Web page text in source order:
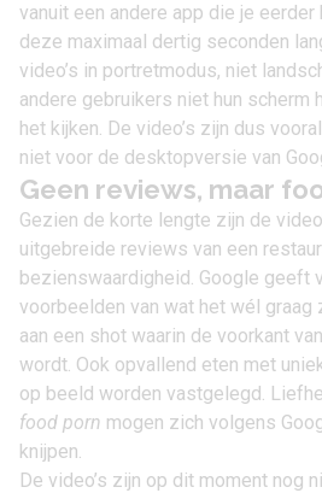
vanuit een andere app die je eerder
deze maximaal dertig seconden
video’s in portretmodus, niet
andere gebruikers niet hun scherm
het kijken. De video’s zijn dus
niet voor de desktopversie van
Geen reviews, maar
Gezien de korte lengte zijn de
uitgebreide reviews van een
bezienswaardigheid. Google geeft
voorbeelden van wat het wél graag
aan een shot waarin de voorkant
wordt. Ook opvallend eten met
op beeld worden vastgelegd.
food porn mogen zich volgens
knijpen.
De video’s zijn op dit moment nog